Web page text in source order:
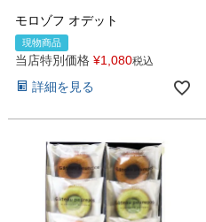
モロゾフ オデット
現物商品
当店特別価格 ¥1,080税込
詳細を見る